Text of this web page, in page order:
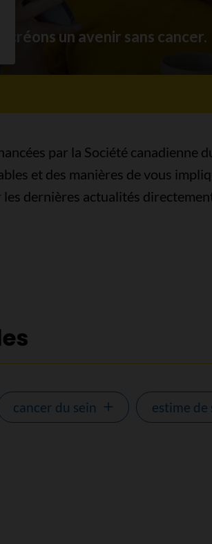
créons un avenir sans cancer.
par la Société canadienne
et des manières de vous
dernières actualités
cancer du sein estime de